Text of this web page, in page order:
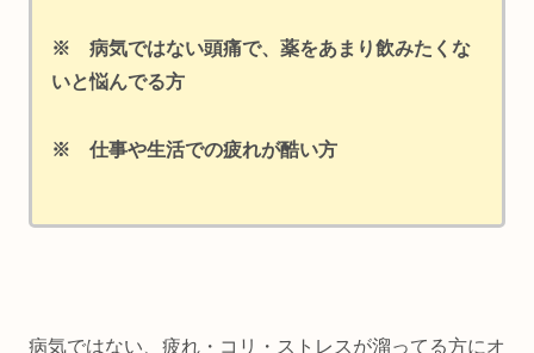
※ 病気ではない頭痛で、薬をあまり飲みたくな
いと悩んでる方
※ 仕事や生活での疲れが酷い方
病気ではない、疲れ・コリ・ストレスが溜ってる方にオ